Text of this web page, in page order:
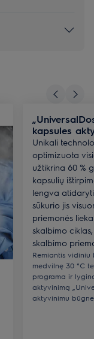
kapsules
Unikali
optimizuota
užtikrina 60 %
kapsulių
lengva
sūkurio jis
priemonės
skalbimo
skalbimo
Remiantis
medvilnę 30 °C
programa ir
aktyvinimą
aktyvinimu